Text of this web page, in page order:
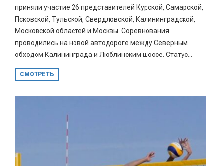
приняли участие 26 представителей Курской, Самарской,
Псковской, Тульской, Свердловской, Калининградской,
Московской областей и Москвы. Соревнования
проводились на новой автодороге между Северным
обходом Калининграда и Люблинским шоссе. Статус...
СМОТРЕТЬ